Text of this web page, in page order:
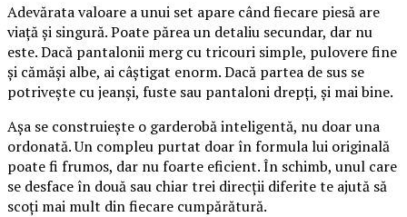
Adevărata valoare a unui set apare când fiecare piesă are
viață și singură. Poate părea un detaliu secundar, dar nu
este. Dacă pantalonii merg cu tricouri simple, pulovere fine
și cămăși albe, ai câștigat enorm. Dacă partea de sus se
potrivește cu jeanși, fuste sau pantaloni drepți, și mai bine.
Așa se construiește o garderobă inteligentă, nu doar una
ordonată. Un compleu purtat doar în formula lui originală
poate fi frumos, dar nu foarte eficient. În schimb, unul care
se desface în două sau chiar trei direcții diferite te ajută să
scoți mai mult din fiecare cumpărătură.